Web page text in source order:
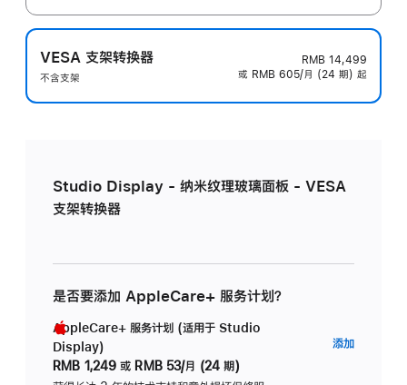
VESA 支架转换器
不含支架
RMB 14,499
或 RMB 605/月 (24 期) 起
Studio Display - 纳米纹理玻璃面板 - VESA
支架转换器
是否要添加 AppleCare+ 服务计划？
AppleCare+ 服务计划 (适用于 Studio
Display)
RMB 1,249 或 RMB 53/月 (24 期)
添加